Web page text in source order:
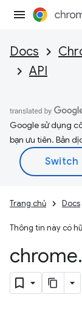
Docs
API
Google sử dụng
bạn ưu tiên. Bản
Trang chủ Docs
Thông tin này có
chrome.